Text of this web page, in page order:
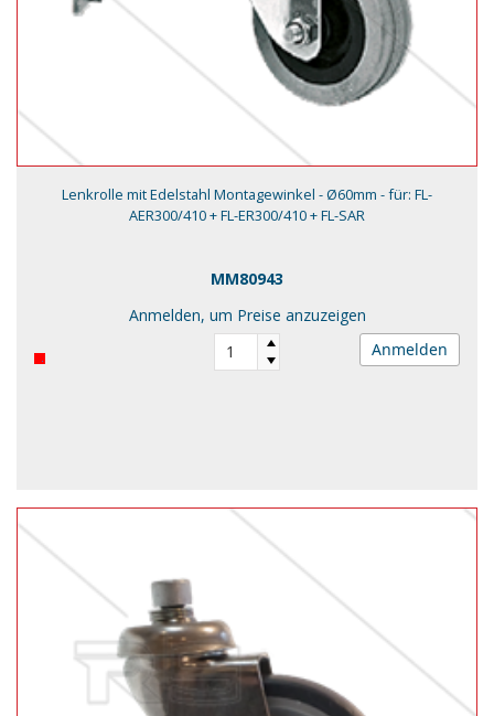
Lenkrolle mit Edelstahl Montagewinkel - Ø60mm - für: FL-
AER300/410 + FL-ER300/410 + FL-SAR
MM80943
Anmelden, um Preise anzuzeigen
Anmelden